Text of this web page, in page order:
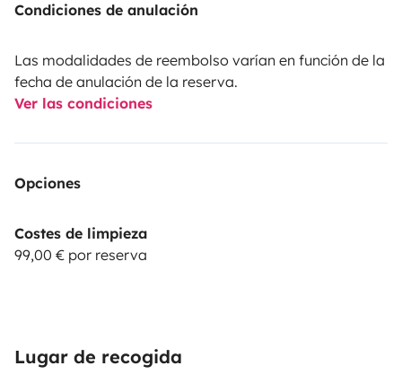
Condiciones de anulación
Las modalidades de reembolso varían en función de la
fecha de anulación de la reserva.
Ver las condiciones
Opciones
Costes de limpieza
99,00 € por reserva
Lugar de recogida